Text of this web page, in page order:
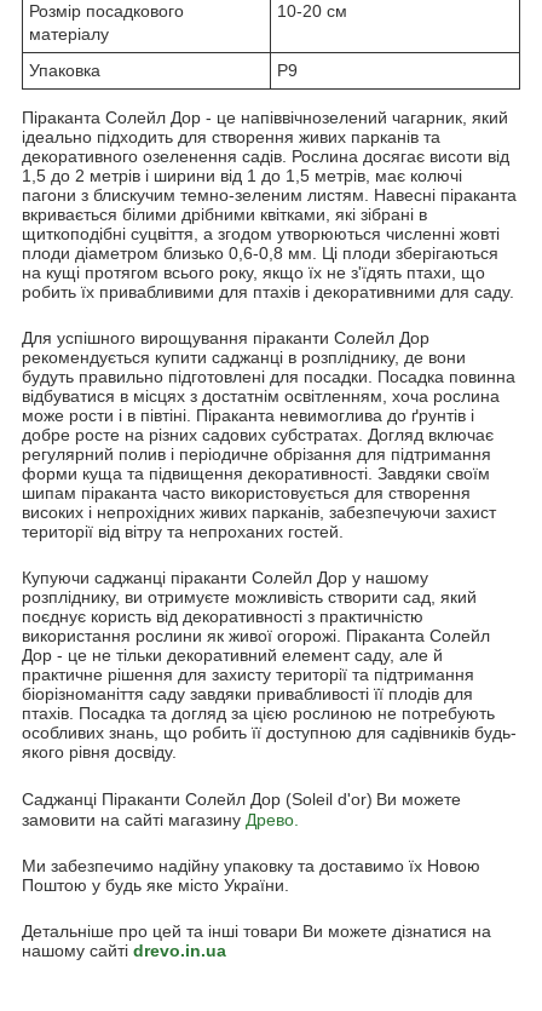
Розмір посадкового
матеріалу
10-20 см
Упаковка Р9
Піраканта Солейл Дор - це напіввічнозелений чагарник, який
ідеально підходить для створення живих парканів та
декоративного озеленення садів. Рослина досягає висоти від
1,5 до 2 метрів і ширини від 1 до 1,5 метрів, має колючі
пагони з блискучим темно-зеленим листям. Навесні піраканта
вкривається білими дрібними квітками, які зібрані в
щиткоподібні суцвіття, а згодом утворюються численні жовті
плоди діаметром близько 0,6-0,8 мм. Ці плоди зберігаються
на кущі протягом всього року, якщо їх не з'їдять птахи, що
робить їх привабливими для птахів і декоративними для саду.
Для успішного вирощування піраканти Солейл Дор
рекомендується купити саджанці в розпліднику, де вони
будуть правильно підготовлені для посадки. Посадка повинна
відбуватися в місцях з достатнім освітленням, хоча рослина
може рости і в півтіні. Піраканта невимоглива до ґрунтів і
добре росте на різних садових субстратах. Догляд включає
регулярний полив і періодичне обрізання для підтримання
форми куща та підвищення декоративності. Завдяки своїм
шипам піраканта часто використовується для створення
високих і непрохідних живих парканів, забезпечуючи захист
території від вітру та непроханих гостей.
Купуючи саджанці піраканти Солейл Дор у нашому
розпліднику, ви отримуєте можливість створити сад, який
поєднує користь від декоративності з практичністю
використання рослини як живої огорожі. Піраканта Солейл
Дор - це не тільки декоративний елемент саду, але й
практичне рішення для захисту території та підтримання
біорізноманіття саду завдяки привабливості її плодів для
птахів. Посадка та догляд за цією рослиною не потребують
особливих знань, що робить її доступною для садівників будь-
якого рівня досвіду.
Саджанці Піраканти Солейл Дор (Soleil d'or) Ви можете
замовити на сайті магазину Древо.
Ми забезпечимо надійну упаковку та доставимо їх Новою
Поштою у будь яке місто України.
Детальніше про цей та інші товари Ви можете дізнатися на
нашому сайті drevo.in.ua